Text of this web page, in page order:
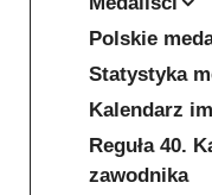
Polskie
Statystyka
Kalendarz
Reguła 40.
zawodnika